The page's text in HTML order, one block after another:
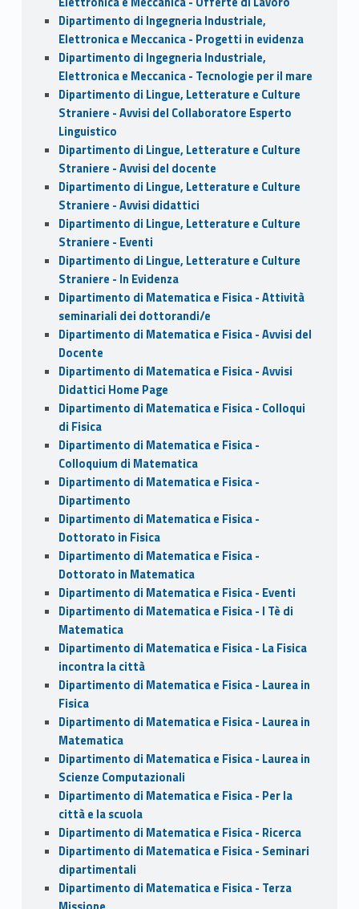
Dipartimento di Ingegneria Industriale,
Elettronica e Meccanica - Progetti in evidenza
Dipartimento di Ingegneria Industriale,
Elettronica e Meccanica - Tecnologie per il mare
Dipartimento di Lingue, Letterature e Culture
Straniere - Avvisi del Collaboratore Esperto
Linguistico
Dipartimento di Lingue, Letterature e Culture
Straniere - Avvisi del docente
Dipartimento di Lingue, Letterature e Culture
Straniere - Avvisi didattici
Dipartimento di Lingue, Letterature e Culture
Straniere - Eventi
Dipartimento di Lingue, Letterature e Culture
Straniere - In Evidenza
Dipartimento di Matematica e Fisica - Attività
seminariali dei dottorandi/e
Dipartimento di Matematica e Fisica - Avvisi del
Docente
Dipartimento di Matematica e Fisica - Avvisi
Didattici Home Page
Dipartimento di Matematica e Fisica - Colloqui
di Fisica
Dipartimento di Matematica e Fisica -
Colloquium di Matematica
Dipartimento di Matematica e Fisica -
Dipartimento
Dipartimento di Matematica e Fisica -
Dottorato in Fisica
Dipartimento di Matematica e Fisica -
Dottorato in Matematica
Dipartimento di Matematica e Fisica - Eventi
Dipartimento di Matematica e Fisica - I Tè di
Matematica
Dipartimento di Matematica e Fisica - La Fisica
incontra la città
Dipartimento di Matematica e Fisica - Laurea in
Fisica
Dipartimento di Matematica e Fisica - Laurea in
Matematica
Dipartimento di Matematica e Fisica - Laurea in
Scienze Computazionali
Dipartimento di Matematica e Fisica - Per la
città e la scuola
Dipartimento di Matematica e Fisica - Ricerca
Dipartimento di Matematica e Fisica - Seminari
dipartimentali
Dipartimento di Matematica e Fisica - Terza